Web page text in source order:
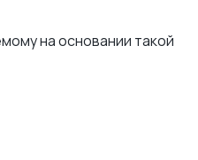
на основании такой